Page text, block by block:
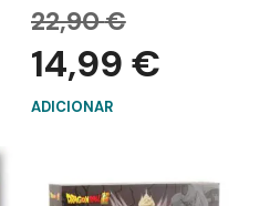
22,90€O
original
era:
14,99 €preço
ADICIONAR